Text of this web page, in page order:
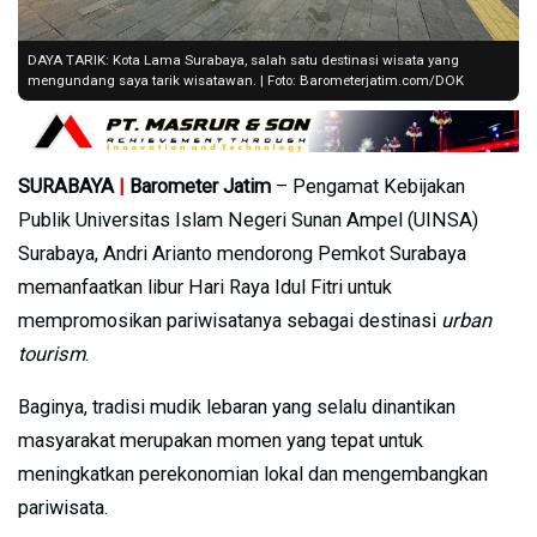
DAYA TARIK: Kota Lama Surabaya, salah satu destinasi wisata yang
mengundang saya tarik wisatawan. | Foto: Barometerjatim.com/DOK
SURABAYA Barometer Jatim – Pengamat Kebijakan
Publik Universitas Islam Negeri Sunan Ampel (UINSA)
Surabaya, Andri Arianto mendorong Pemkot Surabaya
memanfaatkan libur Hari Raya Idul Fitri untuk
mempromosikan pariwisatanya sebagai destinasi urban
tourism.
Baginya, tradisi mudik lebaran yang selalu dinantikan
masyarakat merupakan momen yang tepat untuk
meningkatkan perekonomian lokal dan mengembangkan
pariwisata.